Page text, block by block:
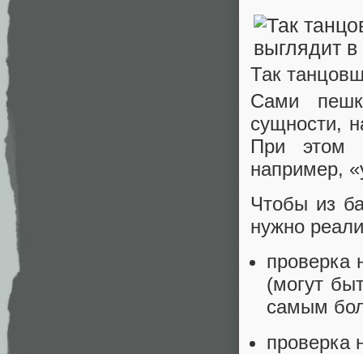
Так
Сами
сущности,
При этом
например,
Чтобы из
нужно
проверка
(могут
самым
проверка